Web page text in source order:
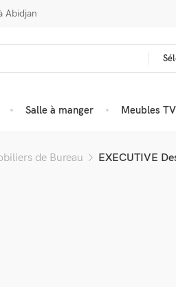
Abidjan
Salle à manger Meubles TV
de Bureau EXECUTIVE